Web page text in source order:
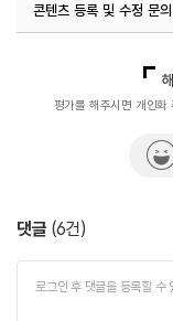
콘텐츠 등록 및 수정 문의
평가를 해주시면 개인화
댓글 (6건)